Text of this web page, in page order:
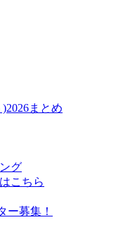
まとめ
グ
こちら
ー募集！